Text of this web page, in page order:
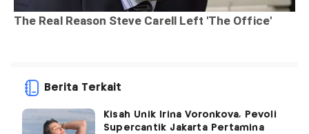
Berita Terkait
Kisah Unik Irina Voronkova, Pevoli
Supercantik Jakarta Pertamina